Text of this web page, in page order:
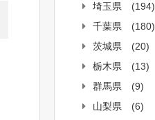
埼玉県
(194)
千葉県
(180)
茨城県
(20)
栃木県
(13)
群馬県
(9)
山梨県
(6)